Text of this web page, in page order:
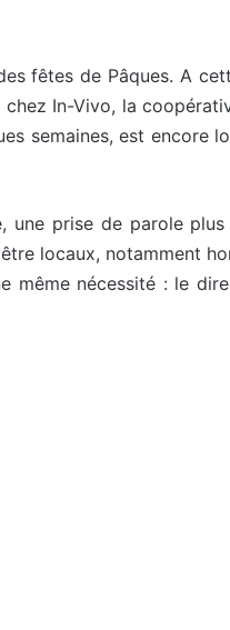
fêtes de Pâques. A
In-Vivo, la
semaines, est encore
une prise de parole
locaux, notamment
même nécessité : le